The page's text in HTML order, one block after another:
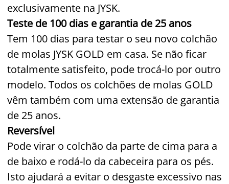
exclusivamente na JYSK.
Teste de 100 dias e garantia de 25 anos
Tem 100 dias para testar o seu novo colchão
de molas JYSK GOLD em casa. Se não ficar
totalmente satisfeito, pode trocá-lo por outro
modelo. Todos os colchões de molas GOLD
vêm também com uma extensão de garantia
de 25 anos.
Reversível
Pode virar o colchão da parte de cima para a
de baixo e rodá-lo da cabeceira para os pés.
Isto ajudará a evitar o desgaste excessivo nas